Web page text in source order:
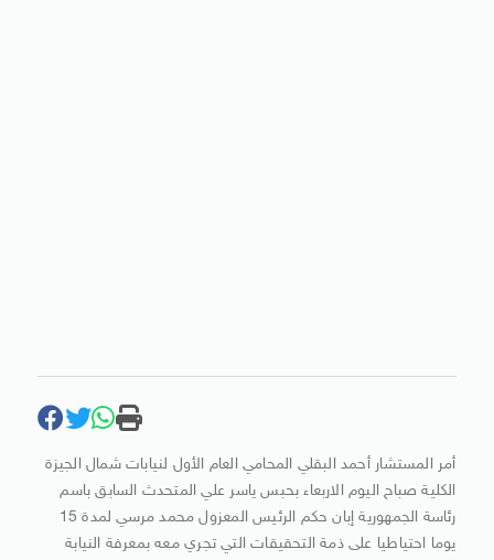
أمر المستشار أحمد البقلي المحامي العام الأول لنيابات شمال الجيزة
الكلية صباح اليوم الاربعاء بحبس ياسر علي المتحدث السابق باسم
رئاسة الجمهورية إبان حكم الرئيس المعزول محمد مرسي لمدة 15
يوما احتياطيا على ذمة التحقيقات التي تجري معه بمعرفة النيابة